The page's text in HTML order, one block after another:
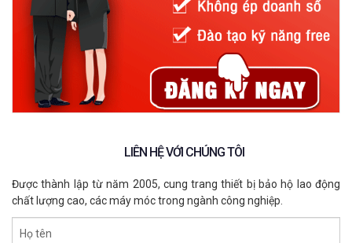
LIÊN HỆ VỚI CHÚNG TÔI
Được thành lập từ năm 2005, cung trang thiết bị bảo hộ lao động
chất lượng cao, các máy móc trong ngành công nghiệp.
Họ tên